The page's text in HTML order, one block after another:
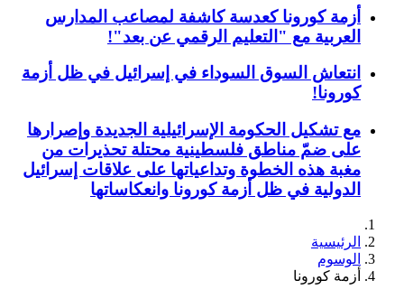
أزمة كورونا كعدسة كاشفة لمصاعب المدارس
العربية مع "التعليم الرقمي عن بعد"!
انتعاش السوق السوداء في إسرائيل في ظل أزمة
كورونا!
مع تشكيل الحكومة الإسرائيلية الجديدة وإصرارها
على ضمّ مناطق فلسطينية محتلة تحذيرات من
مغبة هذه الخطوة وتداعياتها على علاقات إسرائيل
الدولية في ظل أزمة كورونا وانعكاساتها
الرئيسية
الوسوم
أزمة كورونا